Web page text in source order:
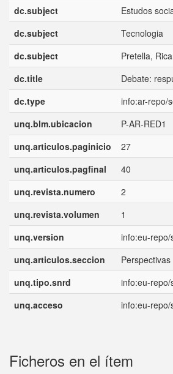
dc.subject
Estudos
dc.subject
Tecnologia
dc.subject
Pretella,
dc.title
Debate:
dc.type
info:ar-repo/
unq.blm.ubicacion
P-AR-RED1
unq.articulos.paginicio
27
unq.articulos.pagfinal
40
unq.revista.numero
2
unq.revista.volumen
1
unq.version
info:eu-repo/
unq.articulos.seccion
Perspectivas
unq.tipo.snrd
info:eu-
unq.acceso
info:eu-
Ficheros en el ítem